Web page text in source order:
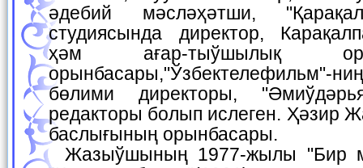
әдебий мәсләҳәтши,
студиясында директор,
ҳәм ағар-тыўшылық
орынбасары,"Ўзбектелефильм"-
бөлими директоры,
редакторы болып ислеген. Ҳәзир
баслығының орынбасары.
Жазыўшының 1977-жылы "Бир муҳаббат тарийхы",